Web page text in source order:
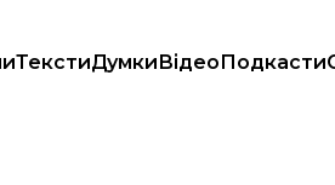
ТекстиДумкиВідеоПодкасти
завод у Туапсе